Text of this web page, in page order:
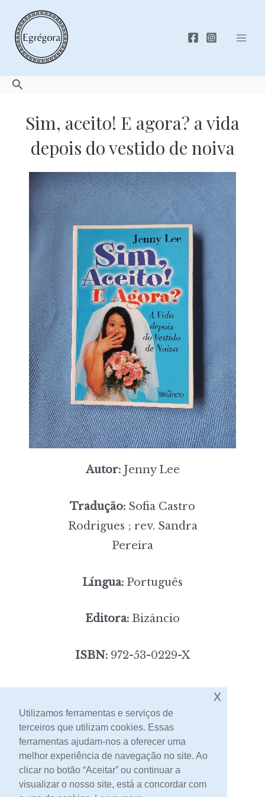
content
Search
Sim, aceito! E agora? a vida
depois do vestido de noiva
Autor:Jenny Lee
Tradução: Sofia Castro
Rodrigues ; rev. Sandra
Pereira
Língua: Português
Editora: Bizâncio
ISBN: 972-53-0229-X
[portes incluídos]
Contacto
Utilizamos ferramentas e serviços de
terceiros que utilizam cookies. Essas
ferramentas ajudam-nos a oferecer uma
melhor experiência de navegação no site. Ao
clicar no botão “Aceitar” ou continuar a
visualizar o nosso site, está a concordar com
x